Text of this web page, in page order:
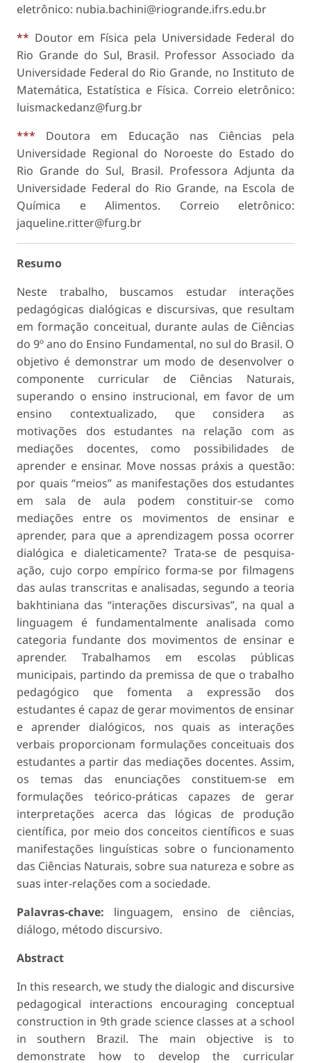
eletrônico: nubia.bachini@riogrande.ifrs.edu.br
** Doutor em Física pela Universidade Federal do
Rio Grande do Sul, Brasil. Professor Associado da
Universidade Federal do Rio Grande, no Instituto de
Matemática, Estatística e Física. Correio eletrônico:
luismackedanz@furg.br
***
Doutora em Educação nas Ciências pela
Universidade Regional do Noroeste do Estado do
Rio Grande do Sul, Brasil. Professora Adjunta da
Universidade Federal do Rio Grande, na Escola de
Química e Alimentos. Correio eletrônico:
jaqueline.ritter@furg.br
Resumo
Neste trabalho, buscamos estudar interações
pedagógicas dialógicas e discursivas, que resultam
em formação conceitual, durante aulas de Ciências
do 9º ano do Ensino Fundamental, no sul do Brasil. O
objetivo é demonstrar um modo de desenvolver o
componente curricular de Ciências Naturais,
superando o ensino instrucional, em favor de um
ensino contextualizado, que considera as
motivações dos estudantes na relação com as
mediações docentes, como possibilidades de
aprender e ensinar. Move nossas práxis a questão:
por quais “meios” as manifestações dos estudantes
em sala de aula podem constituir-se como
mediações entre os movimentos de ensi­nar e
aprender, para que a aprendizagem possa ocorrer
dialógica e dialeticamente? Trata-se de pesquisa-
ação, cujo corpo empírico forma-se por filmagens
das aulas transcritas e analisadas, segundo a teoria
bakhtiniana das “interações discursivas”, na qual a
linguagem é fundamentalmente analisada como
categoria fundante dos movimentos de ensinar e
aprender. Trabalhamos em escolas públicas
municipais, partindo da premissa de que o trabalho
pedagógico que fomenta a expressão dos
estudantes é capaz de gerar movimentos de ensinar
e aprender dialógicos, nos quais as interações
verbais proporcionam formulações conceituais dos
estudantes a partir das mediações docentes. Assim,
os temas das enunciações constituem-se em
formulações teórico-práticas capazes de gerar
interpretações acerca das lógicas de produção
científica, por meio dos conceitos científicos e suas
manifestações linguísticas sobre o funcionamento
das Ciências Naturais, sobre sua natureza e sobre as
suas inter-relações com a sociedade.
Palavras-chave: linguagem, ensino de ciências,
diálogo, método discursivo.
Abstract
In this research, we study the dialogic and discursive
pedagogical interactions encour­aging conceptual
construction in 9th grade science classes at a school
in southern Brazil. The main objective is to
demonstrate how to develop the curricular